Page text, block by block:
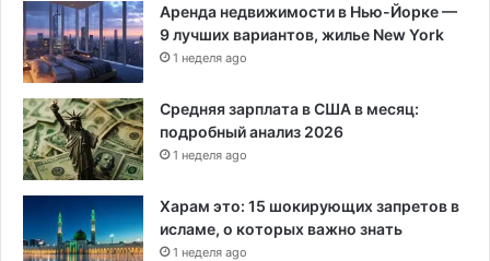
Аренда недвижимости в Нью-Йорке —
9 лучших вариантов, жилье New York
1 неделя ago
Средняя зарплата в США в месяц:
подробный анализ 2026
1 неделя ago
Харам это: 15 шокирующих запретов в
исламе, о которых важно знать
1 неделя ago